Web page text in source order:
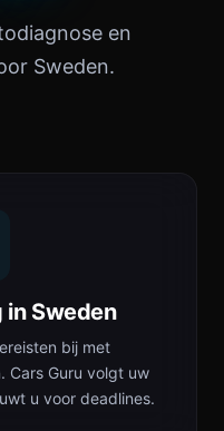
en
Sweden.
Sweden
bij met
Cars Guru volgt uw
u voor deadlines.